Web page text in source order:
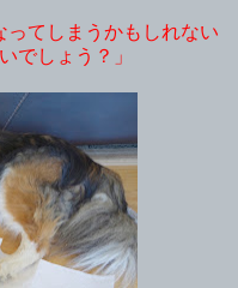
ってしまうかもしれない
でしょう？」